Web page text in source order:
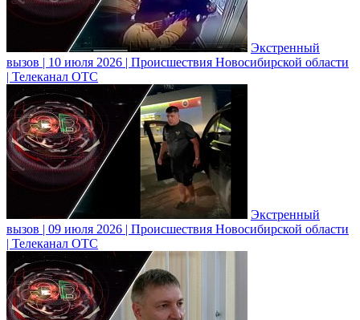
Экстренный
вызов | 10 июля 2026 | Происшествия Новосибирской области
| Телеканал ОТС
Экстренный
вызов | 09 июля 2026 | Происшествия Новосибирской области
| Телеканал ОТС